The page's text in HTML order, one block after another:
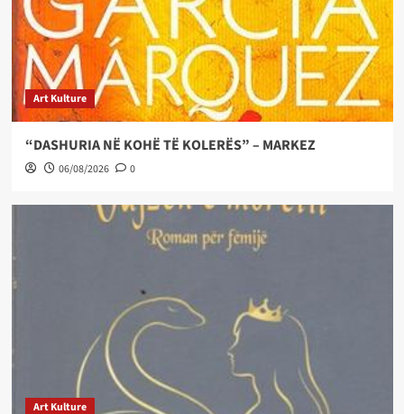
Art Kulture
“DASHURIA NË KOHË TË KOLERËS” – MARKEZ
06/08/2026 0
Art Kulture